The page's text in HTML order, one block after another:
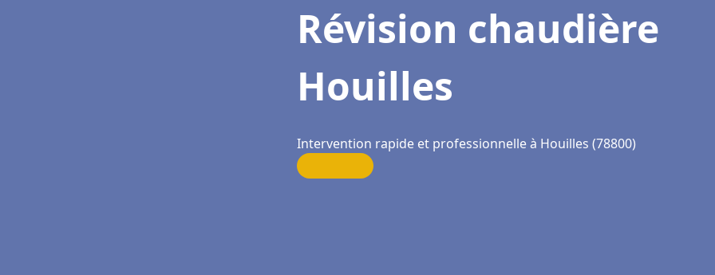
Révision chaudière
Houilles
Intervention rapide et professionnelle à Houilles (78800)